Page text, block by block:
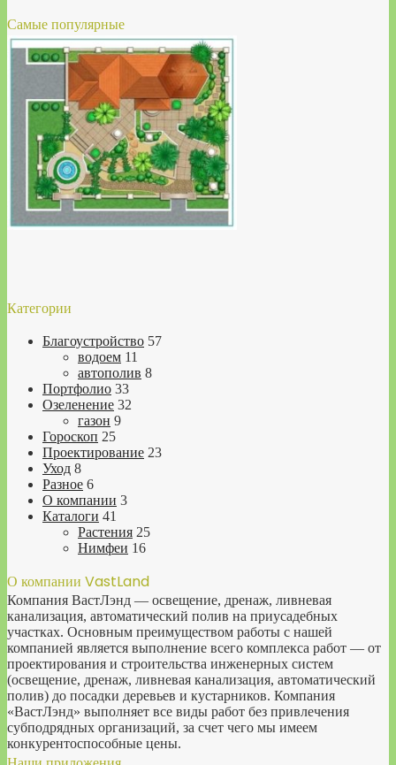
Самые популярные
Категории
Благоустройство 57
водоем 11
автополив 8
Портфолио 33
Озеленение 32
газон 9
Гороскоп 25
Проектирование 23
Уход 8
Разное 6
О компании 3
Каталоги 41
Растения 25
Нимфеи 16
О компании VastLand
Компания ВастЛэнд — освещение, дренаж, ливневая
канализация, автоматический полив на приусадебных
участках. Основным преимуществом работы с нашей
компанией является выполнение всего комплекса работ — от
проектирования и строительства инженерных систем
(освещение, дренаж, ливневая канализация, автоматический
полив) до посадки деревьев и кустарников. Компания
«ВастЛэнд» выполняет все виды работ без привлечения
субподрядных организаций, за счет чего мы имеем
конкурентоспособные цены.